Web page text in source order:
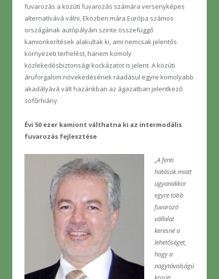
fuvarozás a közúti fuvarozás számára versenyképes
alternatívává válni. Eközben mára Európa számos
országának autópályáin szinte összefüggő
kamionkerítések alakultak ki, ami nemcsak jelentős
környezeti terhelést, hanem komoly
közlekedésbiztonsági kockázatot is jelent. A közúti
áruforgalom növekedésének ráadásul egyre komolyabb
akadályává vált hazánkban az ágazatban jelentkező
sofőrhiány.
Évi 50 ezer kamiont válthatna ki az intermodális
fuvarozás fejlesztése
„A fenti
hatások miatt
ugyanakkor
egyre több
fuvarozó
vállalat
keresné a
lehetőséget,
hogy a
nagytávolságú